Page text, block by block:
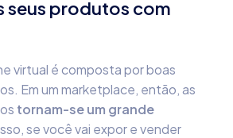
seus produtos com
virtual é composta por boas
Em um marketplace, então, as
tornam-se um grande
se você vai expor e vender